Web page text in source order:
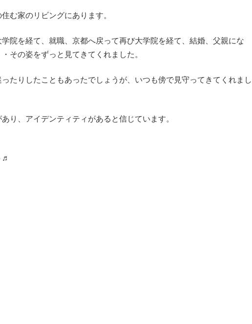
む家のリビングにあります。
院を経て、就職、京都へ戻って再び大学院を経て、結婚、父親にな
その姿をずっと見てきてくれました。
たりしたこともあったでしょうが、いつも傍で見守ってきてくれまし
り、アイデンティティがあると信じています。
♬